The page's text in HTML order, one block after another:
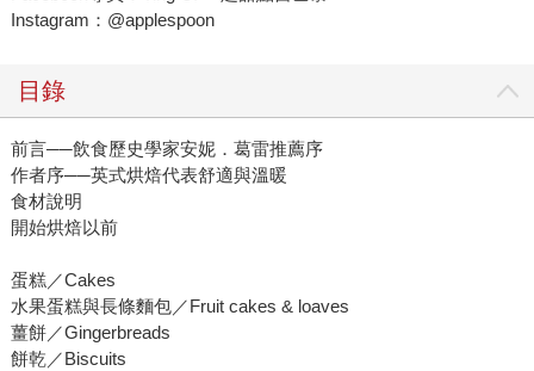
Instagram：@applespoon
目錄
前言──飲食歷史學家安妮．葛雷推薦序
作者序──英式烘焙代表舒適與溫暖
食材說明
開始烘焙以前
蛋糕／Cakes
水果蛋糕與長條麵包／Fruit cakes & loaves
薑餅／Gingerbreads
餅乾／Biscuits